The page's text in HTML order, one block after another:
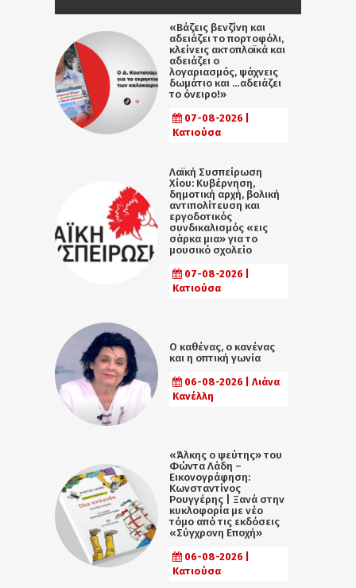
«Βάζεις βενζίνη και
αδειάζει το πορτοφόλι,
κλείνεις ακτοπλοϊκά και
αδειάζει ο
λογαριασμός, ψάχνεις
δωμάτιο και …αδειάζει
το όνειρο!»
07-08-2026 |
Κατιούσα
Λαϊκή Συσπείρωση
Χίου: Κυβέρνηση,
δημοτική αρχή, βολική
αντιπολίτευση και
εργοδοτικός
συνδικαλισμός «εις
σάρκα μια» για το
μουσικό σχολείο
07-08-2026 |
Κατιούσα
Ο καθένας, ο κανένας
και η οπτική γωνία
06-08-2026 | Λιάνα
Κανέλλη
«Άλκης ο ψεύτης» του
Φώντα Λάδη –
Εικονογράφηση:
Κωνσταντίνος
Ρουγγέρης | Ξανά στην
κυκλοφορία με νέο
τόμο από τις εκδόσεις
«Σύγχρονη Εποχή»
06-08-2026 |
Κατιούσα